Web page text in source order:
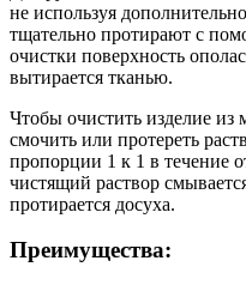
не используя
тщательно протирают с
очистки поверхность
вытирается тканью.
Чтобы очистить изделие из
смочить или протереть
пропорции 1 к 1 в течение
чистящий раствор
протирается досуха.
Преимущества: